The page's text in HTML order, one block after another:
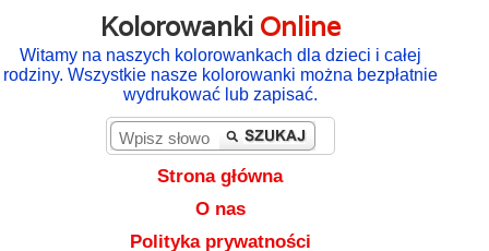
Kolorowanki Online
Witamy na naszych kolorowankach dla dzieci i całej
rodziny. Wszystkie nasze kolorowanki można bezpłatnie
wydrukować lub zapisać.
Strona główna
O nas
Polityka prywatności